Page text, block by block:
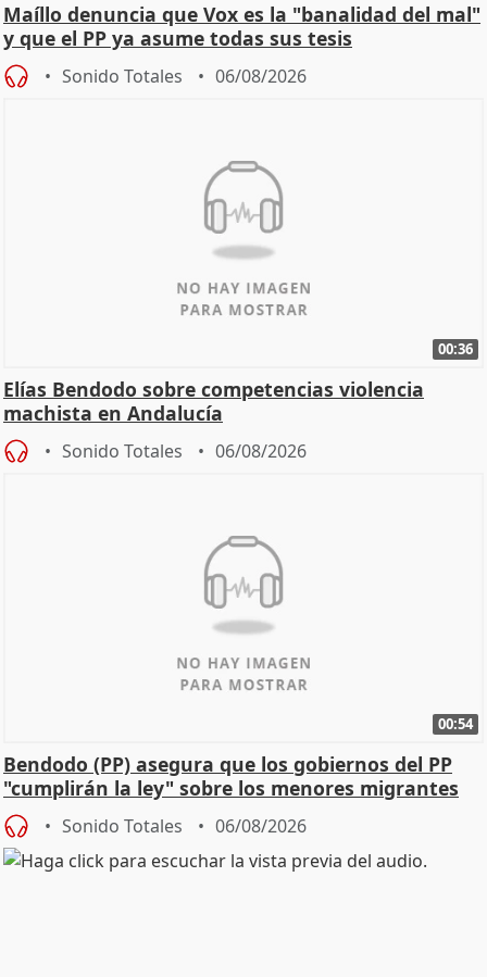
Maíllo denuncia que Vox es la "banalidad del mal"
y que el PP ya asume todas sus tesis
Sonido Totales 06/08/2026
00:36
Elías Bendodo sobre competencias violencia
machista en Andalucía
Sonido Totales 06/08/2026
00:54
Bendodo (PP) asegura que los gobiernos del PP
"cumplirán la ley" sobre los menores migrantes
Sonido Totales 06/08/2026